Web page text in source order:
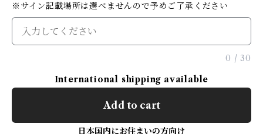
※サイン記載場所は選べませんので予めご了承ください
0 / 30
International shipping available
Add to cart
日本国内にお住まいの方向け